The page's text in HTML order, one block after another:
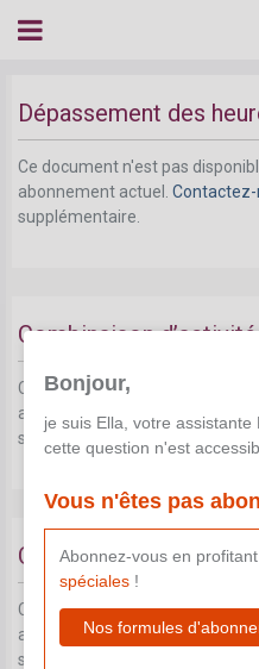
Dépassement des
Ce document n'est pas
abonnement actuel. Contactez-
supplémentaire.
Combinaison
Ce document n'est pas
abonnement actuel.
Contactez-
supplémentaire.
Combinaison avec le
Ce document n'est pas
abonnement actuel.
supplémentaire.
Bonjour,
je suis Ella, votre
cette question n'est
Vous n'êtes pas
Abonnez-vous en
spéciales!
Nos formules